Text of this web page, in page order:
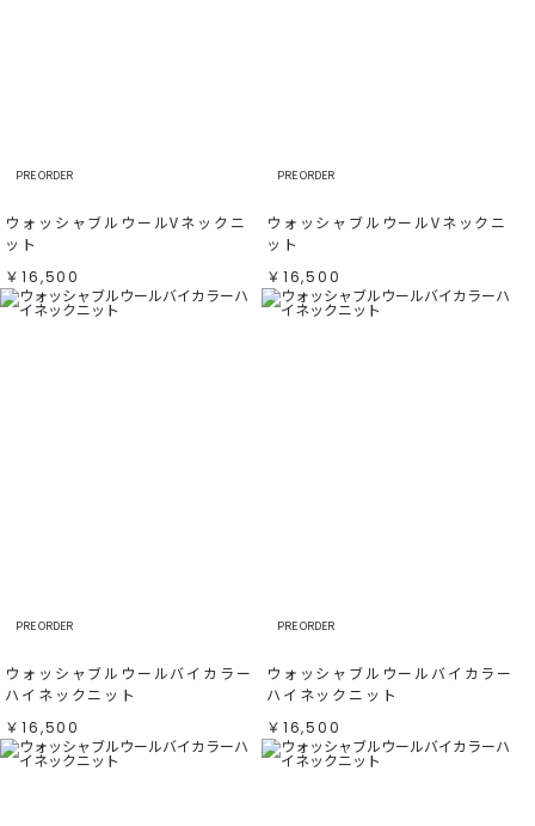
PRE ORDER
ウォッシャブルウールVネックニ
ット
￥16,500
PRE ORDER
ウォッシャブルウールVネックニ
ット
￥16,500
PRE ORDER
ウォッシャブルウールバイカラー
ハイネックニット
￥16,500
PRE ORDER
ウォッシャブルウールバイカラー
ハイネックニット
￥16,500